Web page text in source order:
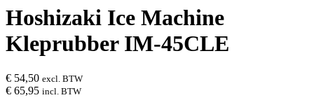
Hoshizaki Ice Machine
Kleprubber IM-45CLE
€ 54,50 excl. BTW
€ 65,95 incl. BTW